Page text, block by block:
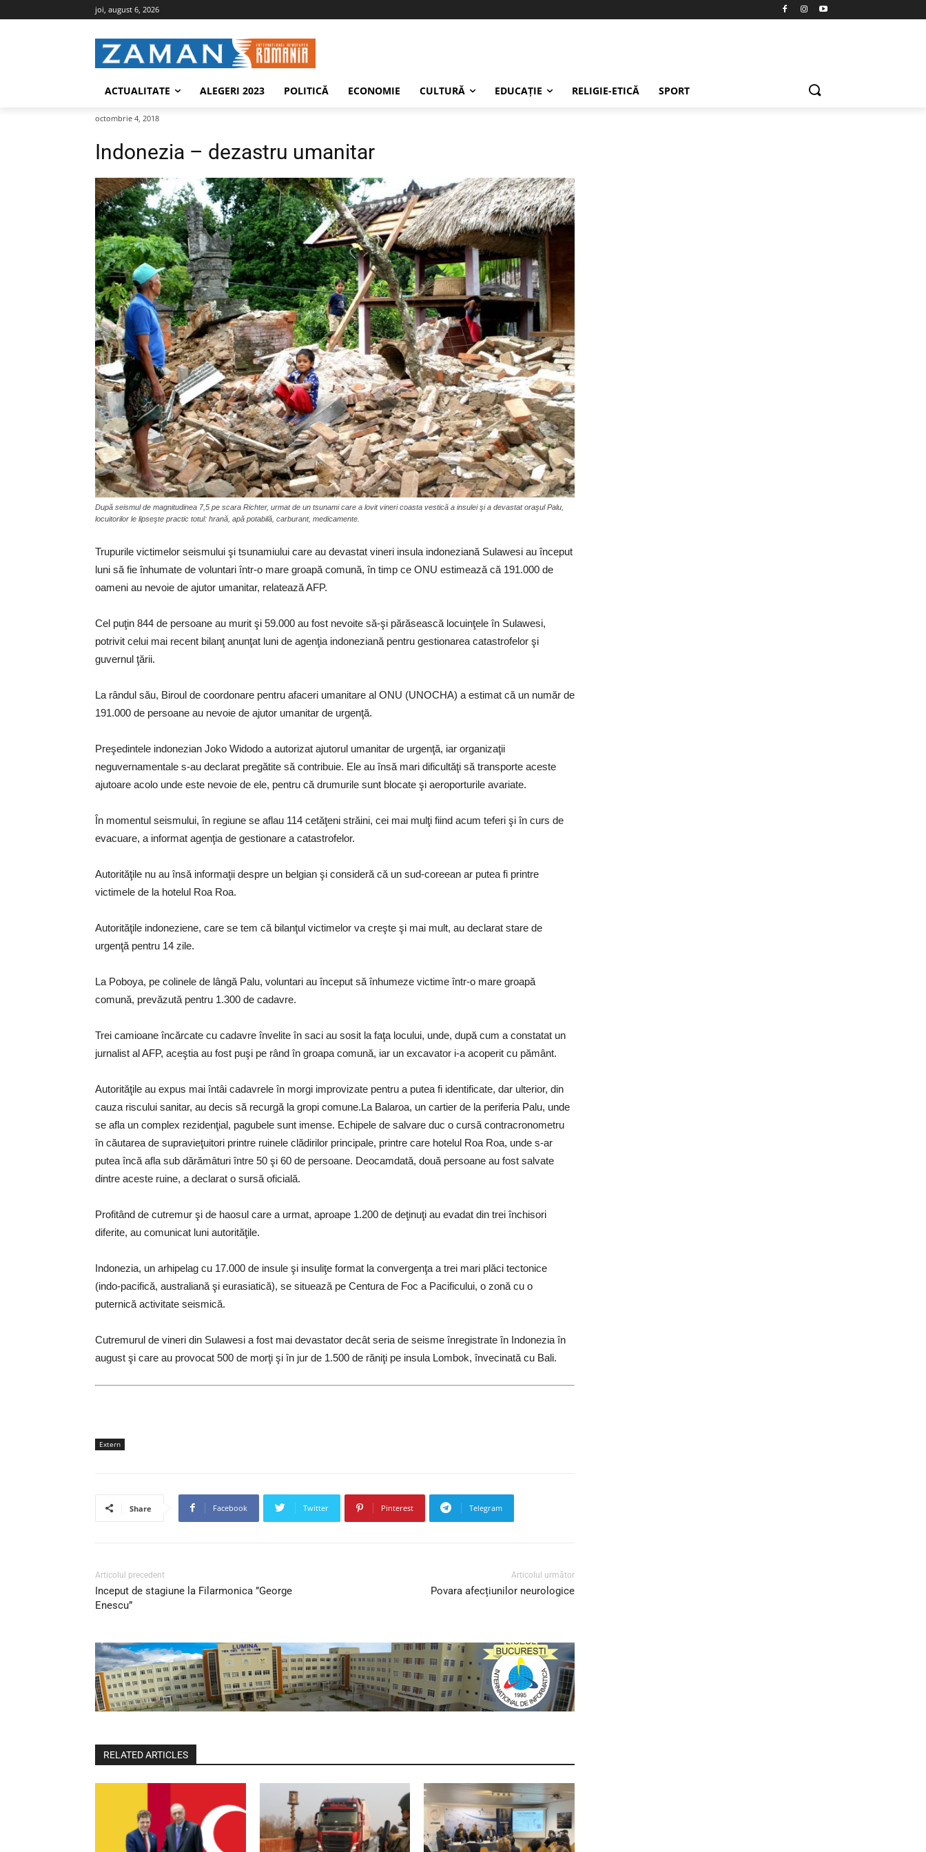
joi, august 6, 2026
ACTUALITATE ALEGERI 2023 POLITICĂ ECONOMIE CULTURĂ EDUCAŢIE RELIGIE-ETICĂ SPORT
octombrie 4, 2018
Indonezia – dezastru umanitar
După seismul de magnitudinea 7,5 pe scara Richter, urmat de un tsunami care a lovit vineri coasta vestică a insulei şi a devastat oraşul Palu,
locuitorilor le lipseşte practic totul: hrană, apă potabilă, carburant, medicamente.
Trupurile victimelor seismului şi tsunamiului care au devastat vineri insula indoneziană Sulawesi au început
luni să fie înhumate de voluntari într-o mare groapă comună, în timp ce ONU estimează că 191.000 de
oameni au nevoie de ajutor umanitar, relatează AFP.
Cel puţin 844 de persoane au murit şi 59.000 au fost nevoite să-şi părăsească locuinţele în Sulawesi,
potrivit celui mai recent bilanţ anunţat luni de agenţia indoneziană pentru gestionarea catastrofelor şi
guvernul ţării.
La rândul său, Biroul de coordonare pentru afaceri umanitare al ONU (UNOCHA) a estimat că un număr de
191.000 de persoane au nevoie de ajutor umanitar de urgenţă.
Preşedintele indonezian Joko Widodo a autorizat ajutorul umanitar de urgenţă, iar organizaţii
neguvernamentale s-au declarat pregătite să contribuie. Ele au însă mari dificultăţi să transporte aceste
ajutoare acolo unde este nevoie de ele, pentru că drumurile sunt blocate şi aeroporturile avariate.
În momentul seismului, în regiune se aflau 114 cetăţeni străini, cei mai mulţi fiind acum teferi şi în curs de
evacuare, a informat agenţia de gestionare a catastrofelor.
Autorităţile nu au însă informaţii despre un belgian şi consideră că un sud-coreean ar putea fi printre
victimele de la hotelul Roa Roa.
Autorităţile indoneziene, care se tem că bilanţul victimelor va creşte şi mai mult, au declarat stare de
urgenţă pentru 14 zile.
La Poboya, pe colinele de lângă Palu, voluntari au început să înhumeze victime într-o mare groapă
comună, prevăzută pentru 1.300 de cadavre.
Trei camioane încărcate cu cadavre învelite în saci au sosit la faţa locului, unde, după cum a constatat un
jurnalist al AFP, aceştia au fost puşi pe rând în groapa comună, iar un excavator i-a acoperit cu pământ.
Autorităţile au expus mai întâi cadavrele în morgi improvizate pentru a putea fi identificate, dar ulterior, din
cauza riscului sanitar, au decis să recurgă la gropi comune.La Balaroa, un cartier de la periferia Palu, unde
se afla un complex rezidenţial, pagubele sunt imense. Echipele de salvare duc o cursă contracronometru
în căutarea de supravieţuitori printre ruinele clădirilor principale, printre care hotelul Roa Roa, unde s-ar
putea încă afla sub dărămâturi între 50 şi 60 de persoane. Deocamdată, două persoane au fost salvate
dintre aceste ruine, a declarat o sursă oficială.
Profitând de cutremur şi de haosul care a urmat, aproape 1.200 de deţinuţi au evadat din trei închisori
diferite, au comunicat luni autorităţile.
Indonezia, un arhipelag cu 17.000 de insule şi insuliţe format la convergenţa a trei mari plăci tectonice
(indo-pacifică, australiană şi eurasiatică), se situează pe Centura de Foc a Pacificului, o zonă cu o
puternică activitate seismică.
Cutremurul de vineri din Sulawesi a fost mai devastator decât seria de seisme înregistrate în Indonezia în
august şi care au provocat 500 de morţi şi în jur de 1.500 de răniţi pe insula Lombok, învecinată cu Bali.
Extern
Share Facebook Twitter Pinterest Telegram
Articolul precedent
Inceput de stagiune la Filarmonica ”George
Enescu”
Articolul următor
Povara afecțiunilor neurologice
RELATED ARTICLES